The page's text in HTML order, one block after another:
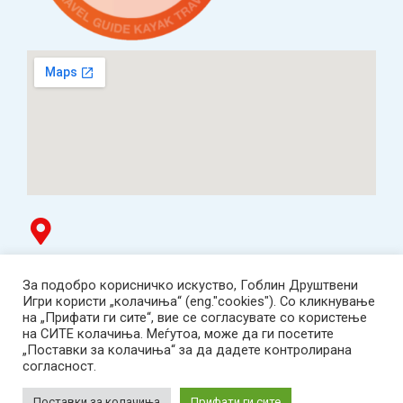
ТЦ Буњаковец - 1. кат, Скопје.
Tел: 078 669 482
Работно време: пон-пет 12:00-19:00 /саб 12:00-17:00
2001-2026 Goblin Games, All Rights Reserved.
Гоблин ДОО, Скопје. Даночен број:
За подобро корисничко искуство, Гоблин Друштвени
Игри користи „колачиња“ (eng."cookies"). Со кликнување
на „Прифати ги сите“, вие се согласувате со користење
на СИТЕ колачиња. Меѓутоа, може да ги посетите
„Поставки за колачиња“ за да дадете контролирана
согласност.